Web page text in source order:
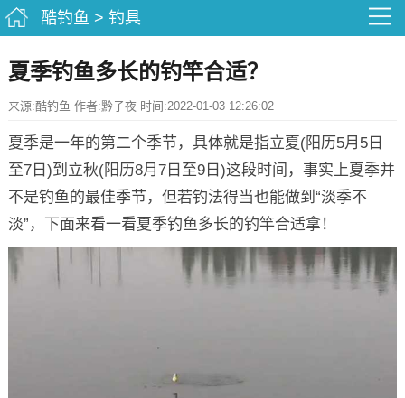
酷钓鱼 > 钓具
夏季钓鱼多长的钓竿合适？
来源:酷钓鱼 作者:黔子夜 时间:2022-01-03 12:26:02
夏季是一年的第二个季节，具体就是指立夏(阳历5月5日
至7日)到立秋(阳历8月7日至9日)这段时间，事实上夏季并
不是钓鱼的最佳季节，但若钓法得当也能做到“淡季不
淡”，下面来看一看夏季钓鱼多长的钓竿合适拿！